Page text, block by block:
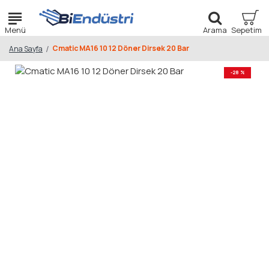
Ana Sayfa Cmatic MA16 10 12 Döner Dirsek 20 Bar
-28 %